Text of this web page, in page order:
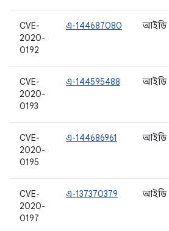
CVE-
2020-
0192
এ-144687080 আইডি
CVE-
2020-
0193
এ-144595488 আইডি
CVE-
2020-
0195
এ-144686961 আইডি
CVE-
2020-
0197
এ-137370379 আইডি